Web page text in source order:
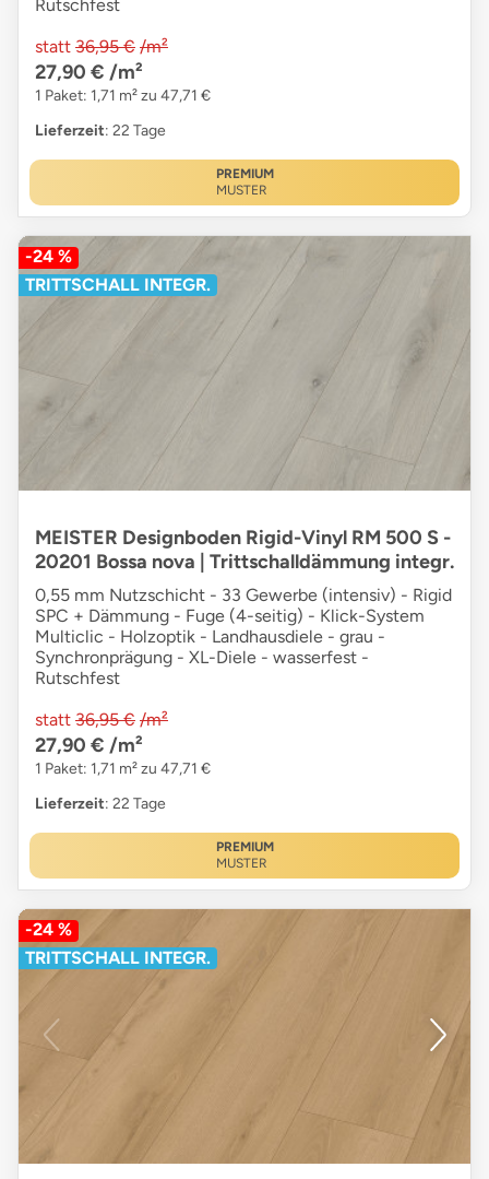
Rutschfest
statt 36,95 € /m²
27,90 € /m²
1 Paket: 1,71 m² zu 47,71 €
Lieferzeit: 22 Tage
PREMIUM
MUSTER
-24 %
TRITTSCHALL INTEGR.
MEISTER Designboden Rigid-Vinyl RM 500 S -
20201 Bossa nova | Trittschalldämmung integr.
0,55 mm Nutzschicht - 33 Gewerbe (intensiv) - Rigid
SPC + Dämmung - Fuge (4-seitig) - Klick-System
Multiclic - Holzoptik - Landhausdiele - grau -
Synchronprägung - XL-Diele - wasserfest -
Rutschfest
statt 36,95 € /m²
27,90 € /m²
1 Paket: 1,71 m² zu 47,71 €
Lieferzeit: 22 Tage
PREMIUM
MUSTER
-24 %
TRITTSCHALL INTEGR.